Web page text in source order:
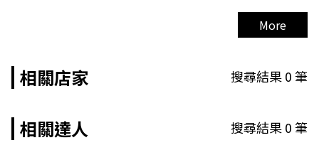
More
相關店家 搜尋結果0筆
相關達人 搜尋結果0筆